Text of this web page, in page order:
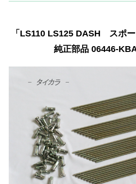
「LS110 LS125 DASH スポ
純正部品 06446-